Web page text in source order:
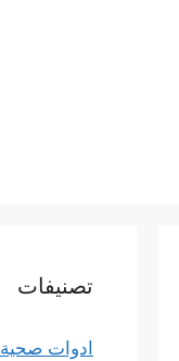
تصنيفات
ادوات صحية